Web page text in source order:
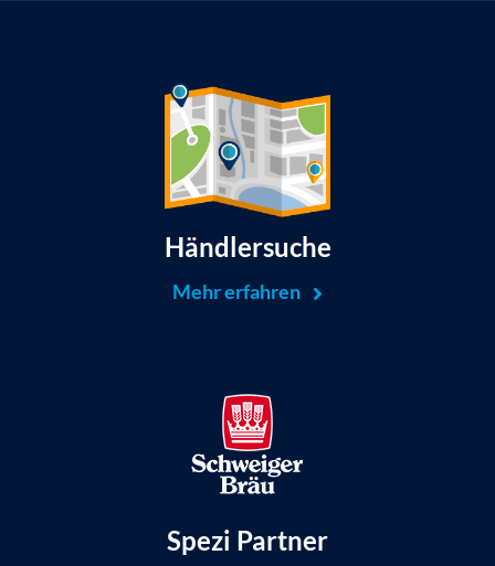
Händlersuche
Mehr erfahren
Spezi Partner